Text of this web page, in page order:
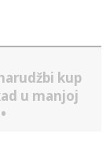
kup
u manjoj